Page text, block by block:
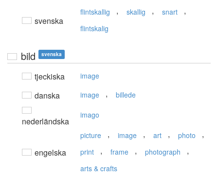
svenska
flintskallig , skallig , snart ,
flintskalig
bild svenska
tjeckiska image
danska image , billede
nederländska
imago
engelska
picture , image , art , photo ,
print , frame , photograph ,
arts & crafts